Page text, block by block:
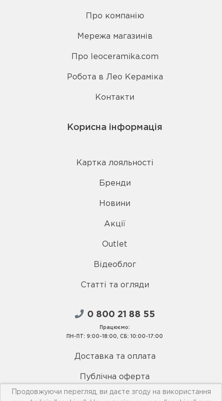
Про компанію
Мережа магазинів
Про leoceramika.com
Робота в Лео Кераміка
Контакти
Корисна інформація
Картка лояльності
Бренди
Новини
Акції
Outlet
Відеоблог
Статті та огляди
0 800 21 88 55
Працюємо:
ПН-ПТ: 9:00-18:00, СБ: 10:00-17:00
Доставка та оплата
Публічна оферта
Умови використання сайту
Продовжуючи перегляд, ви даєте згоду на використання